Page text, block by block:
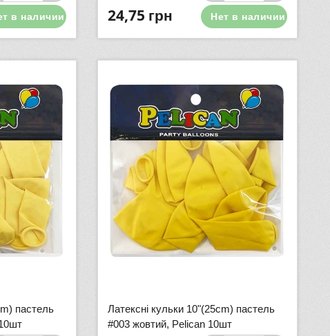
в наличии 24,75 грн Нет в наличии
пастель
Латексні кульки 10"(25cm) пастель
#003 жовтий, Pelican 10шт